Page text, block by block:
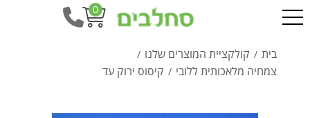
0
בית / קולקציית המוצרים שלנו /
צמחיה מלאכותית ללובי / קיסוס ירוק עד